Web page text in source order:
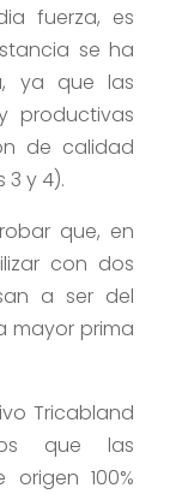
fuerza, es
se ha
ya que las
productivas
de calidad
y 4).
que, en
con dos
a ser del
mayor prima
Tricabland
que las
100%